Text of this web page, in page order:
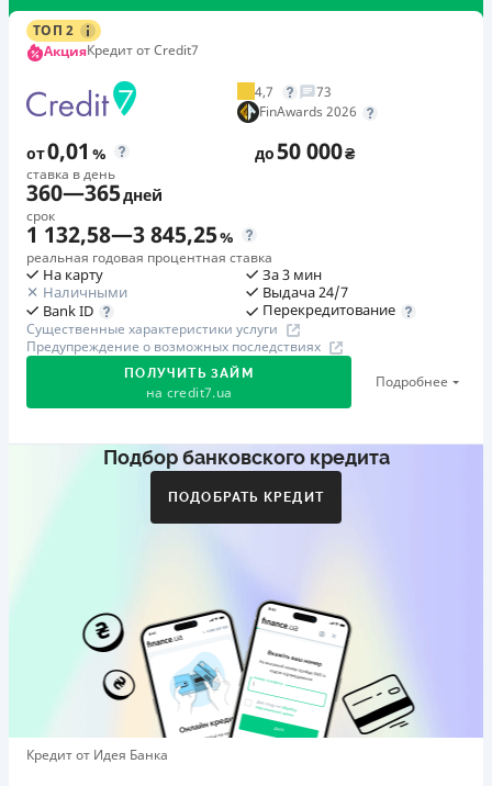
ТОП 2
АкцияКредит от Credit7
4,7
73
FinAwards 2026
от0,01 %
ставка в день
до50 000₴
360—365дней
срок
1 132,58—3 845,25%
реальная годовая процентная ставка
На карту
Наличными
Bank ID
За 3 мин
Выдача 24/7
Перекредитование
Существенные характеристики услуги
Предупреждение о возможных последствиях
ПОЛУЧИТЬ ЗАЙМ
на credit7.ua
Подробнее
Акция: «Кешбэк за друга»
друг регистрируется и получает первый кредит (от
Бронзовый призер FinAwards 2026 «Лучшая программа
лояльности»
Первый займ
от 0,01%/день до 30 000 ₴
Повторный займ
Подбор банковского кредита
ПОДОБРАТЬ КРЕДИТ
Кредит от Идея Банка